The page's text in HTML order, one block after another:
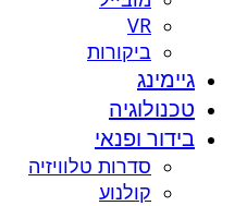
VR
ביקורות
גיימינג
טכנולוגיה
בידור ופנאי
סדרות טלוויזיה
קולנוע